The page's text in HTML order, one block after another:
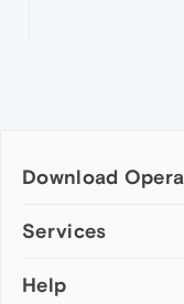
Download Opera
Computer browsers
Opera for Mac
Services
Add-ons
Help